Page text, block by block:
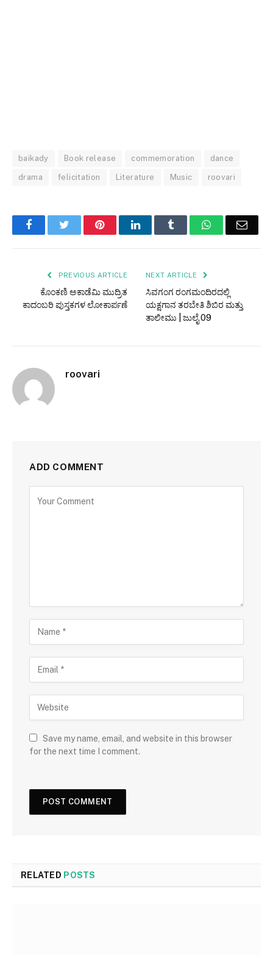
baikady Book release commemoration dance
drama felicitation Literature Music roovari
FacebookTwitter PinterestLinkedInTumblr WhatsAppEmail
PREVIOUS ARTICLE
ಕೊಂಕಣಿ ಅಕಾಡೆಮಿ ಮುದ್ರಿತ
ಕಾದಂಬರಿ ಪುಸ್ತಕಗಳ ಲೋಕಾರ್ಪಣೆ
NEXT ARTICLE
ಸಿವಗಂಗ ರಂಗಮಂದಿರದಲ್ಲಿ
ಯಕ್ಷಗಾನ ತರಬೇತಿ ಶಿಬಿರ ಮತ್ತು
ತಾಲೀಮು | ಜುಲೈ 09
roovari
ADD COMMENT
Save my name, email, and website in this browser
for the next time I comment.
RELATED POSTS